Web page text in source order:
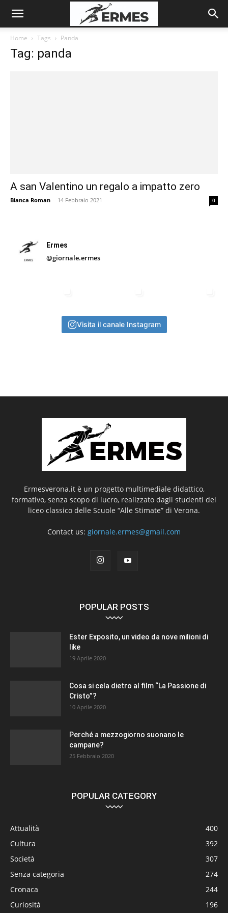
Home Tags Panda
Tag: panda
A san Valentino un regalo a impatto zero
Bianca Roman - 14 Febbraio 2021 0
Ermes
@giornale.ermes
Visita il canale Instagram
Ermesverona.it è un progetto multimediale didattico,
formativo, senza scopo di lucro, realizzato dagli studenti del
liceo classico delle Scuole “Alle Stimate” di Verona.
Contact us: giornale.ermes@gmail.com
POPULAR POSTS
Ester Exposito, un video da nove milioni di
like
19 Aprile 2020
Cosa si cela dietro al film “La Passione di
Cristo”?
10 Aprile 2020
Perché a mezzogiorno suonano le
campane?
25 Febbraio 2020
POPULAR CATEGORY
Attualità
400
Cultura
392
Società
307
Senza categoria
274
Cronaca
244
Curiosità
196